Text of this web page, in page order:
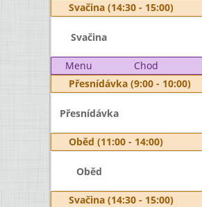
Svačina (14:30 - 15:00)
Svačina
Menu Chod
Přesnídávka (9:00 - 10:00)
Přesnídávka
Oběd (11:00 - 14:00)
Oběd
Svačina (14:30 - 15:00)